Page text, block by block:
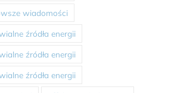
wiadomości
źródła energii
źródła energii
źródła energii